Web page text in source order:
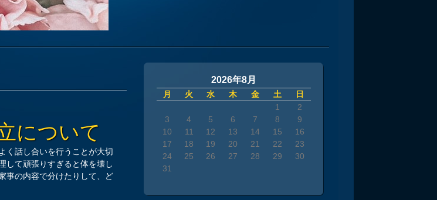
について
く話し合いを行うことが大切
して頑張りすぎると体を壊し
事の内容で分けたりして、ど
2026年8月
月 火 水 木 金 土
日
1
2
3
4 5 6 7 8
9
10
11 12 13 14 15
16
17
18 19 20 21 22
23
24
25 26 27 28 29
30
31